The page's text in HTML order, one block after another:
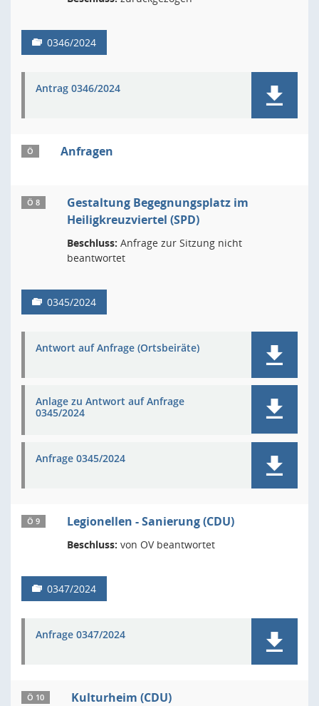
0346/2024
Antrag 0346/2024
Ö Anfragen
Ö 8
Gestaltung Begegnungsplatz im
Heiligkreuzviertel (SPD)
Beschluss: Anfrage zur Sitzung nicht
beantwortet
0345/2024
Antwort auf Anfrage (Ortsbeiräte)
Anlage zu Antwort auf Anfrage
0345/2024
Anfrage 0345/2024
Ö 9 Legionellen - Sanierung (CDU)
Beschluss: von OV beantwortet
0347/2024
Anfrage 0347/2024
Ö 10 Kulturheim (CDU)